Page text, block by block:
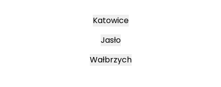
Katowice
Jasło
Wałbrzych